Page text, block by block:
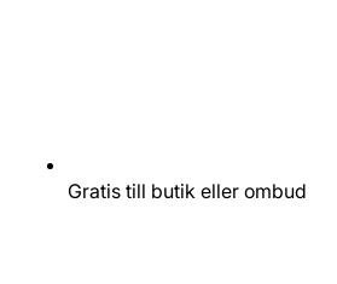
Gratis till butik eller ombud